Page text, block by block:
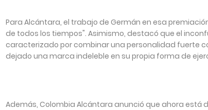
Para Alcántara, el trabajo de Germán en esa
de todos los tiempos". Asimismo, destacó que el
caracterizado por combinar una personalidad fuerte
dejado una marca indeleble en su propia forma de
Además, Colombia Alcántara anunció que ahora está